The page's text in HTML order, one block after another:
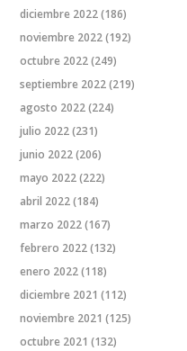
diciembre 2022(186)
noviembre 2022(192)
octubre 2022(249)
septiembre 2022(219)
agosto 2022(224)
julio 2022(231)
junio 2022(206)
mayo 2022(222)
abril 2022(184)
marzo 2022(167)
febrero 2022(132)
enero 2022(118)
diciembre 2021 (112)
noviembre 2021 (125)
octubre 2021 (132)